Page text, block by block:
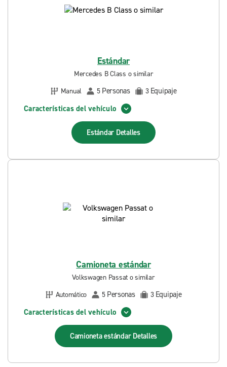
Estándar
Mercedes B Class o similar
Manual
5 Personas 3 Equipaje
Características del vehículo
Estándar Detalles
Camioneta estándar
Volkswagen Passat o similar
Automático
5 Personas 3 Equipaje
Características del vehículo
Camioneta estándar Detalles